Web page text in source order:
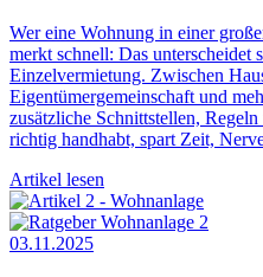
Wer eine Wohnung in einer
merkt schnell: Das unterscheidet
Einzelvermietung. Zwischen
Eigentümergemeinschaft und
zusätzliche Schnittstellen,
richtig handhabt, spart Zeit,
Artikel lesen
03.11.2025